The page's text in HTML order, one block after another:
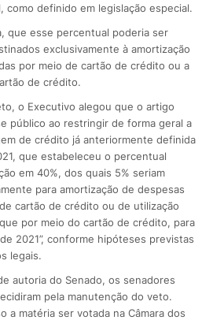
como definido em legislação especial.
que esse percentual poderia ser
exclusivamente à amortização
por meio de cartão de crédito ou a
de crédito.
o Executivo alegou que o artigo
público ao restringir de forma geral a
de crédito já anteriormente definida
que estabeleceu o percentual
em 40%, dos quais 5% seriam
para amortização de despesas
cartão de crédito ou de utilização
por meio do cartão de crédito, para
2021”, conforme hipóteses previstas
legais.
autoria do Senado, os senadores
pela manutenção do veto.
a matéria ser votada na Câmara dos